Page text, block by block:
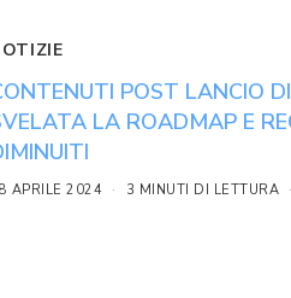
POST LANCIO
LA ROADMAP E
APRILE 2024 3 MINUTI DI LETTURA